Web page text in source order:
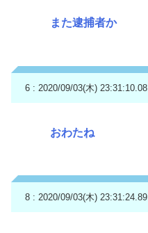
また逮捕者か
6 : 2020/09/03(木) 23:31:10.08
おわたね
8 : 2020/09/03(木) 23:31:24.89